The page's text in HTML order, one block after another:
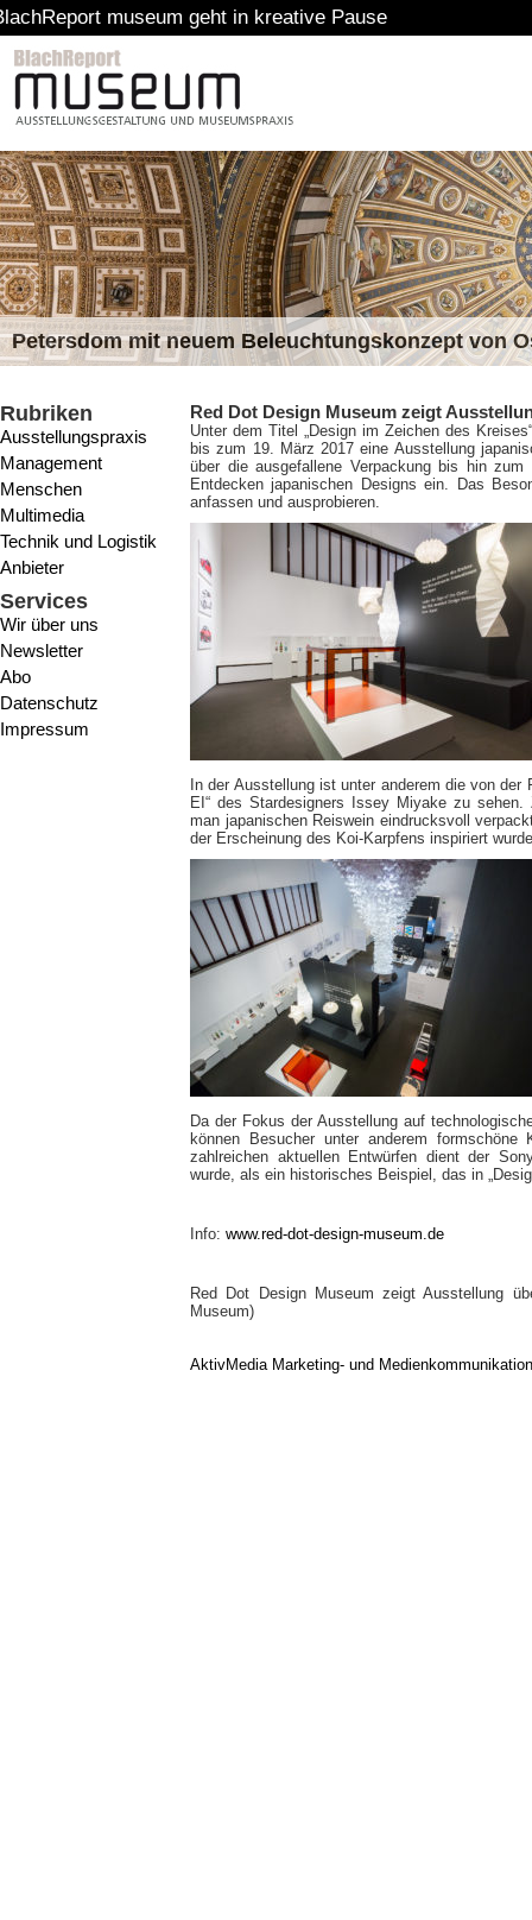
geht in kreative Pause
Petersdom mit neuem Beleuchtungskonzept von
Rubriken
Ausstellungspraxis
Management
Menschen
Multimedia
Technik und Logistik
Anbieter
Services
Wir über uns
Newsletter
Abo
Datenschutz
Impressum
Red Dot Design Museum zeigt
Unter dem Titel „Design im Zeichen des
bis zum 19. März 2017 eine Ausstellung
über die ausgefallene Verpackung bis hin
Entdecken japanischen Designs ein. Das
anfassen und ausprobieren.
In der Ausstellung ist unter anderem die von der
EI“ des Stardesigners Issey Miyake zu
man japanischen Reiswein eindrucksvoll
der Erscheinung des Koi-Karpfens inspiriert
Da der Fokus der Ausstellung auf
können Besucher unter anderem formschöne
zahlreichen aktuellen Entwürfen dient der
wurde, als ein historisches Beispiel, das in
Info: www.red-dot-design-museum.de
Red Dot Design Museum zeigt Ausstellung
Museum)
AktivMedia Marketing- und